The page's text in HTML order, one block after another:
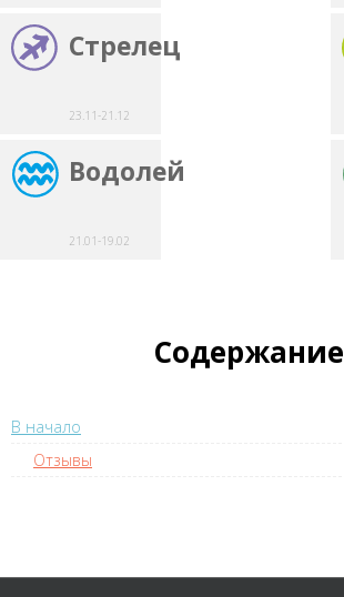
Стрелец
23.11-21.12
Водолей
21.01-19.02
Содержание
В начало
Отзывы